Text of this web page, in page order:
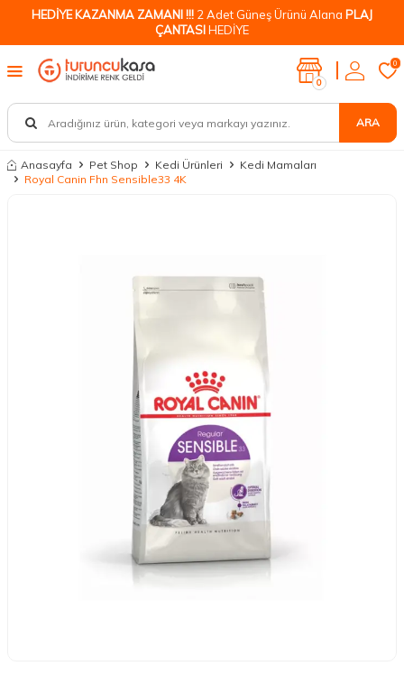
HEDİYE KAZANMA ZAMANI !!! 2 Adet Güneş Ürünü Alana PLAJ
ÇANTASIHEDİYE
ARA
0
0
Anasayfa Pet Shop Kedi Ürünleri
Kedi Mamaları
Royal Canin Fhn Sensible33 4K